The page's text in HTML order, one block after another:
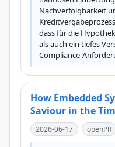
Nachverfolgbarkeit
dass für die
als auch ein tiefes
Compliance-
How Embedded
Saviour in the
2026-06-17 openPR